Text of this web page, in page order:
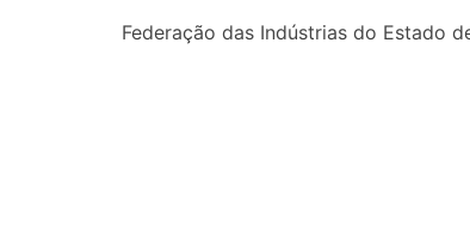
Federação das Indústrias do Estado